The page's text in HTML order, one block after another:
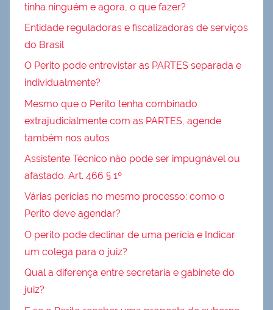
tinha ninguém e agora, o que fazer?
Entidade reguladoras e fiscalizadoras de serviços
do Brasil
O Perito pode entrevistar as PARTES separada e
individualmente?
Mesmo que o Perito tenha combinado
extrajudicialmente com as PARTES, agende
também nos autos
Assistente Técnico não pode ser impugnável ou
afastado. Art. 466 § 1º
Várias perícias no mesmo processo: como o
Perito deve agendar?
O perito pode declinar de uma perícia e Indicar
um colega para o juiz?
Qual a diferença entre secretaria e gabinete do
juiz?